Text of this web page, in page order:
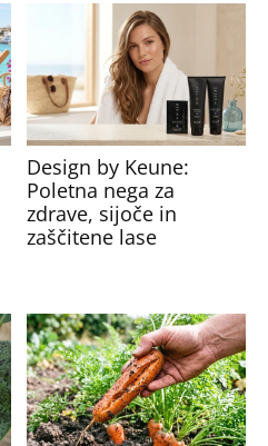
Design by Keune:
Poletna nega za
zdrave, sijoče in
zaščitene lase